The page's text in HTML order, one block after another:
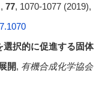
, 77, 1070-1077 (2019),
選択的に促進する固体
開, 有機合成化学協会